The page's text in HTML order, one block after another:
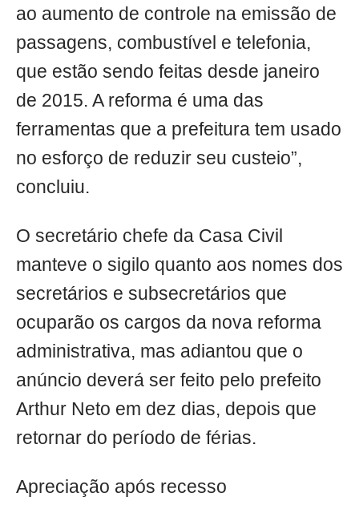
ao aumento de controle na emissão de
passagens, combustível e telefonia,
que estão sendo feitas desde janeiro
de 2015. A reforma é uma das
ferramentas que a prefeitura tem usado
no esforço de reduzir seu custeio”,
concluiu.
O secretário chefe da Casa Civil
manteve o sigilo quanto aos nomes dos
secretários e subsecretários que
ocuparão os cargos da nova reforma
administrativa, mas adiantou que o
anúncio deverá ser feito pelo prefeito
Arthur Neto em dez dias, depois que
retornar do período de férias.
Apreciação após recesso